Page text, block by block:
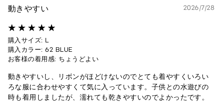
動きやすい 2026/7/28
購入サイズ: L
購入カラー: 62 BLUE
お客様の着用感: ちょうどよい
動きやすいし、リボンがほどけないのでとても着やすくいろい
ろな服に合わせやすくて気に入っています。子供との水遊びの
時も着用しましたが、濡れても乾きやすいのでよかったです。